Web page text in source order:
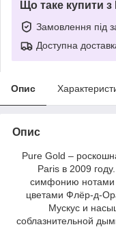
Що таке купити
Замовлення під
Доступна
Опис
Опис
Pure Gold –
Paris в 2009
симфонию нотами
цветами Флёр-д-
Мускус и
соблазнительной